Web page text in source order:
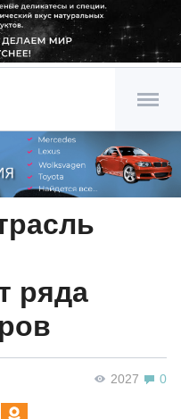
ряда
2027 0